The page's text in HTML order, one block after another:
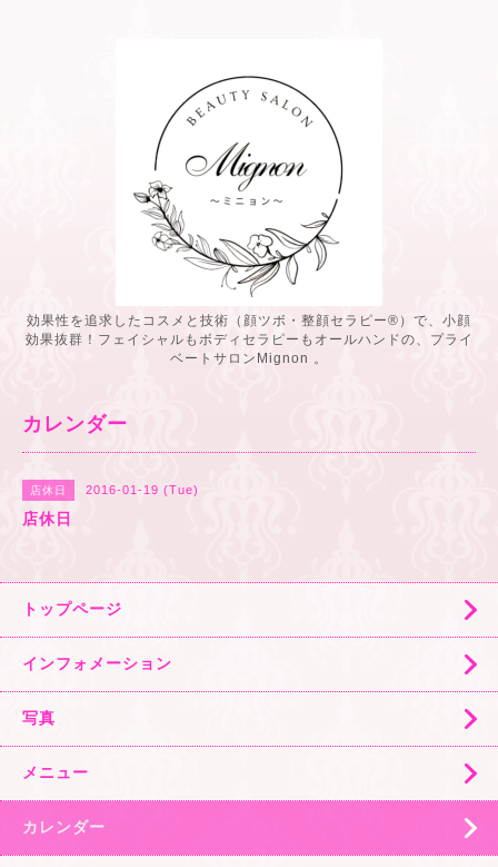
効果性を追求したコスメと技術（顔ツボ・整顔セラピー®️）で、小顔
効果抜群！フェイシャルもボディセラピーもオールハンドの、プライ
ベートサロンMignon 。
カレンダー
店休日 2016-01-19 (Tue)
店休日
トップページ
インフォメーション
写真
メニュー
カレンダー